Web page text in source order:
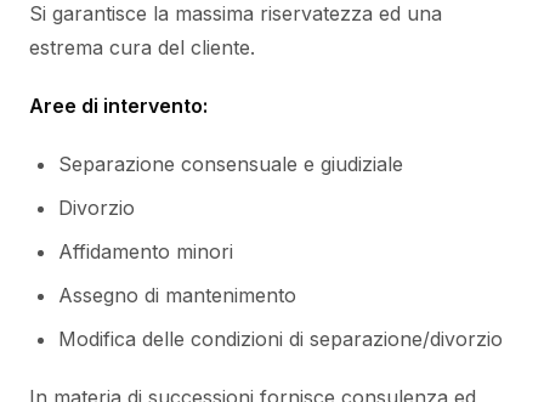
Si garantisce la massima riservatezza ed una
estrema cura del cliente.
Aree di intervento:
Separazione consensuale e giudiziale
Divorzio
Affidamento minori
Assegno di mantenimento
Modifica delle condizioni di separazione/divorzio
In materia di successioni fornisce consulenza ed